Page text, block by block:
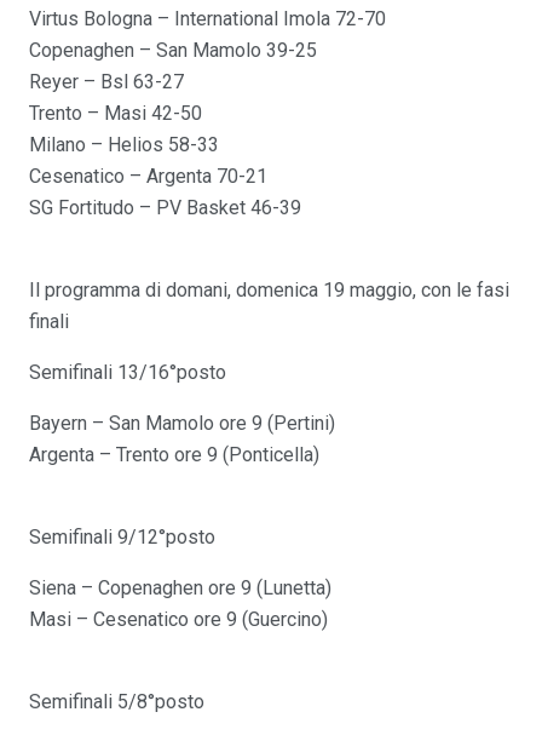
Virtus Bologna – International Imola 72-70
Copenaghen – San Mamolo 39-25
Reyer – Bsl 63-27
Trento – Masi 42-50
Milano – Helios 58-33
Cesenatico – Argenta 70-21
SG Fortitudo – PV Basket 46-39
Il programma di domani, domenica 19 maggio, con le fasi
finali ️
Semifinali 13/16°posto
Bayern – San Mamolo ore 9 (Pertini)
Argenta – Trento ore 9 (Ponticella)
Semifinali 9/12°posto
Siena – Copenaghen ore 9 (Lunetta)
Masi – Cesenatico ore 9 (Guercino)
Semifinali 5/8°posto